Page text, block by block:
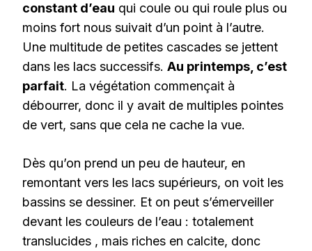
constant d’eau qui coule ou qui roule plus ou
moins fort nous suivait d’un point à l’autre.
Une multitude de petites cascades se jettent
dans les lacs successifs. Au printemps, c’est
parfait. La végétation commençait à
débourrer, donc il y avait de multiples pointes
de vert, sans que cela ne cache la vue.
Dès qu’on prend un peu de hauteur, en
remontant vers les lacs supérieurs, on voit les
bassins se dessiner. Et on peut s’émerveiller
devant les couleurs de l’eau : totalement
translucides , mais riches en calcite, donc